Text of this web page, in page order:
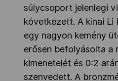
súlycsoport jelenlegi
következett. A kínai
egy nagyon kemény
erősen befolyásolta a
kimenetelét és 0:2
szenvedett. A